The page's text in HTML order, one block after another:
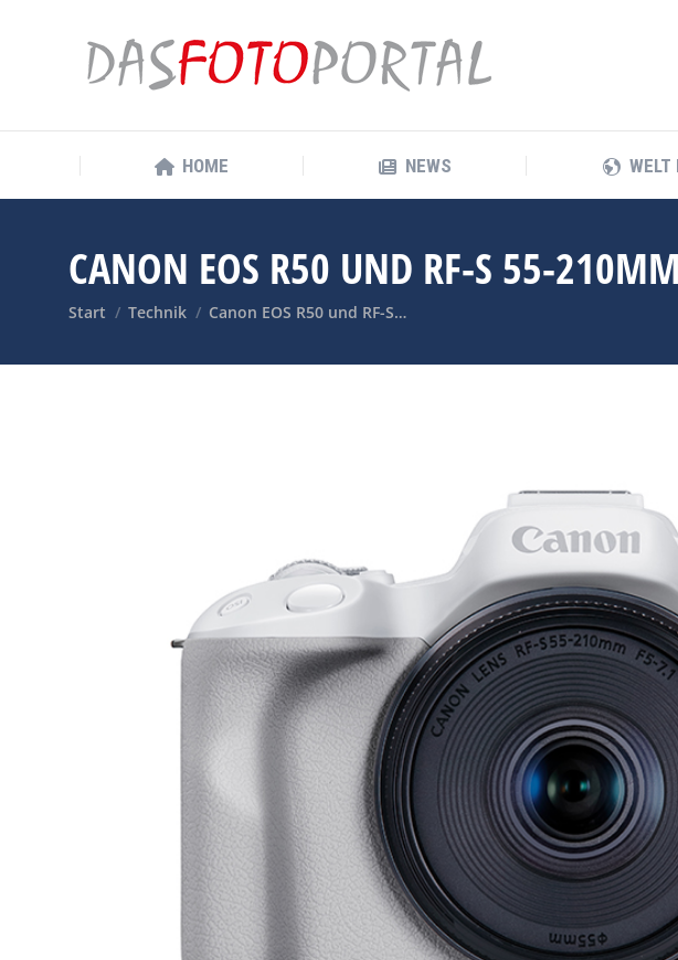
HOME NEWS WELT
CANON EOS R50 UND RF-S 55-
Sie befinden sich hier:
Start Technik Canon EOS R50 und RF-S…
HOME NEWS